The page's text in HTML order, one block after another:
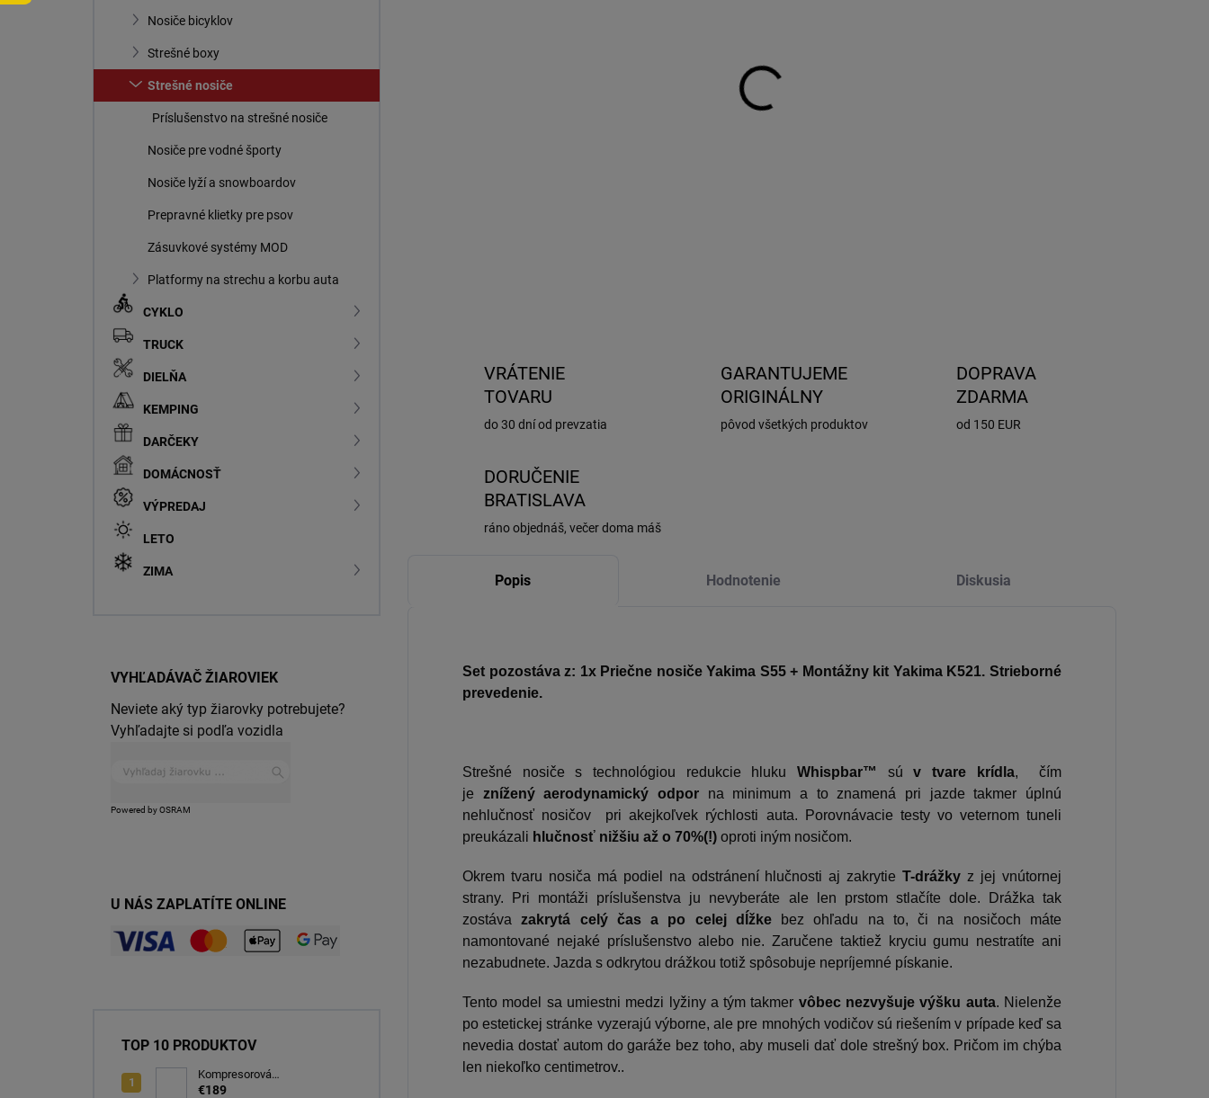
Nosiče bicyklov
Strešné boxy
Strešné nosiče
Príslušenstvo na strešné nosiče
Nosiče pre vodné športy
Nosiče lyží a snowboardov
Prepravné klietky pre psov
Zásuvkové systémy MOD
Platformy na strechu a korbu auta
CYKLO
TRUCK
DIELŇA
KEMPING
DARČEKY
DOMÁCNOSŤ
VÝPREDAJ
LETO
ZIMA
VYHĽADÁVAČ ŽIAROVIEK
Neviete aký typ žiarovky potrebujete?
Vyhľadajte si podľa vozidla
Powered by OSRAM
U NÁS ZAPLATÍTE ONLINE
TOP 10 PRODUKTOV
Kompresorová
autochladnička 32 litrov, -20C
€189
VRÁTENIE
TOVARU
do 30 dní od prevzatia
GARANTUJEME
ORIGINÁLNY
pôvod všetkých produktov
DOPRAVA
ZDARMA
od 150 EUR
DORUČENIE
BRATISLAVA
ráno objednáš, večer doma máš
Popis Hodnotenie Diskusia
Set pozostáva z: 1x Priečne nosiče Yakima S55 + Montážny kit Yakima K521. Strieborné
prevedenie.
Strešné nosiče s technológiou redukcie hluku Whispbar™ súv tvare krídla, čím
je zníženýaerodynamický odpor na minimum a to znamená pri jazde takmer úplnú
nehlučnosť nosičov pri akejkoľvek rýchlosti auta. Porovnávacie testy vo veternom tuneli
preukázali hlučnosť nižšiu až o 70%(!) oproti iným nosičom.
Okrem tvaru nosiča má podiel na odstránení hlučnosti aj zakrytieT-drážky z jej vnútornej
strany. Pri montáži príslušenstva ju nevyberáte ale len prstom stlačíte dole. Drážka tak
zostávazakrytá celý čas a po celej dĺžkebez ohľadu na to, či na nosičoch máte
namontované nejaké príslušenstvo alebo nie. Zaručene taktiež kryciu gumu nestratíte ani
nezabudnete. Jazda s odkrytou drážkou totiž spôsobuje nepríjemné pískanie.
Tento model sa umiestni medzi lyžiny a tým takmer vôbec nezvyšuje výšku auta. Nielenže
po estetickej stránke vyzerajú výborne, ale pre mnohých vodičov sú riešením v prípade keď sa
nevedia dostať autom do garáže bez toho, aby museli dať dole strešný box. Pričom im chýba
len niekoľko centimetrov..